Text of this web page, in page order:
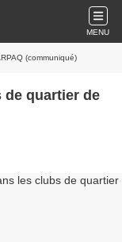
MENU
(communiqué)
de quartier de